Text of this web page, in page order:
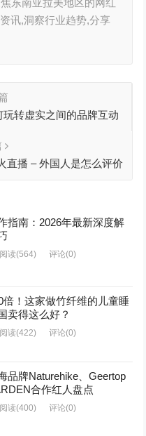
讯,洞察行业趋势,分享
玩转虚实之间的品牌互动
直播 – 外国人是怎么评价
指南：2026年最新深度解
阅读(564) 评论(0)
倍！这家做竹纤维的儿童睡
卖得这么好？
阅读(422) 评论(0)
品牌Naturehike、Geertop
合作红人盘点
阅读(400) 评论(0)